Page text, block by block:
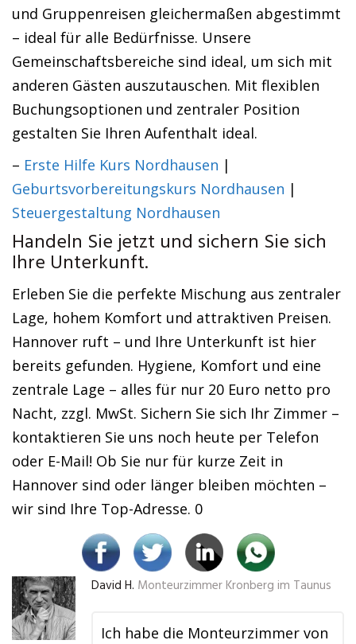
und Gruppenreisen gleichermaßen abgestimmt
– ideal für alle Bedürfnisse. Unsere
Gemeinschaftsbereiche sind ideal, um sich mit
anderen Gästen auszutauschen. Mit flexiblen
Buchungsoptionen und zentraler Position
gestalten Sie Ihren Aufenthalt ideal.
– Erste Hilfe Kurs Nordhausen |
Geburtsvorbereitungskurs Nordhausen |
Steuergestaltung Nordhausen
Handeln Sie jetzt und sichern Sie sich
Ihre Unterkunft.
Erleben Sie die perfekte Mischung aus zentraler
Lage, hohem Komfort und attraktiven Preisen.
Hannover ruft – und Ihre Unterkunft ist hier
bereits gefunden. Hygiene, Komfort und eine
zentrale Lage – alles für nur 20 Euro netto pro
Nacht, zzgl. MwSt. Sichern Sie sich Ihr Zimmer –
kontaktieren Sie uns noch heute per Telefon
oder E-Mail! Ob Sie nur für kurze Zeit in
Hannover sind oder länger bleiben möchten –
wir sind Ihre Top-Adresse. 0
David H. Monteurzimmer Kronberg im Taunus
Ich habe die Monteurzimmer von